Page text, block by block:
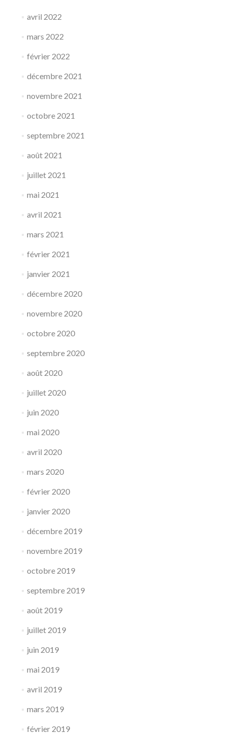
avril 2022
mars 2022
février 2022
décembre 2021
novembre 2021
octobre 2021
septembre 2021
août 2021
juillet 2021
mai 2021
avril 2021
mars 2021
février 2021
janvier 2021
décembre 2020
novembre 2020
octobre 2020
septembre 2020
août 2020
juillet 2020
juin 2020
mai 2020
avril 2020
mars 2020
février 2020
janvier 2020
décembre 2019
novembre 2019
octobre 2019
septembre 2019
août 2019
juillet 2019
juin 2019
mai 2019
avril 2019
mars 2019
février 2019